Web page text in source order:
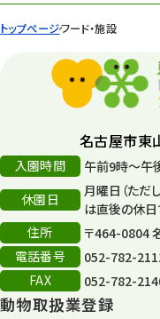
トップページフード・施設
名古屋市東
入園時間
午前9時～午
休園日
月曜日（ただ
は直後の休日
住所
〒464-0804
電話番号
052-782-2111
FAX
052-782-
動物取扱業登録